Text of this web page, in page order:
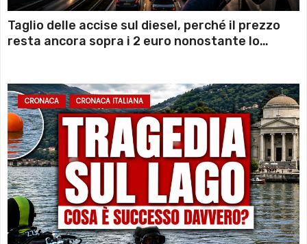
Taglio delle accise sul diesel, perché il prezzo
resta ancora sopra i 2 euro nonostante lo
CRONACA CRONACA ITALIANA